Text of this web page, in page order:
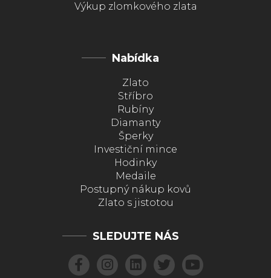
Výkup zlomkového zlata
Nabídka
Zlato
Stříbro
Rubíny
Diamanty
Šperky
Investiční mince
Hodinky
Medaile
Postupný nákup kovů
Zlato s jistotou
SLEDUJTE NÁS